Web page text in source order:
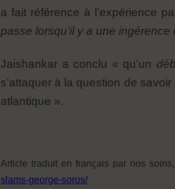
a fait référence à l’expérience
passe lorsqu’il y a une ingérence
Jaishankar a conclu « qu'un
s’attaquer à la question de
atlantique ».
Article traduit en français par nos
slams-george-soros/